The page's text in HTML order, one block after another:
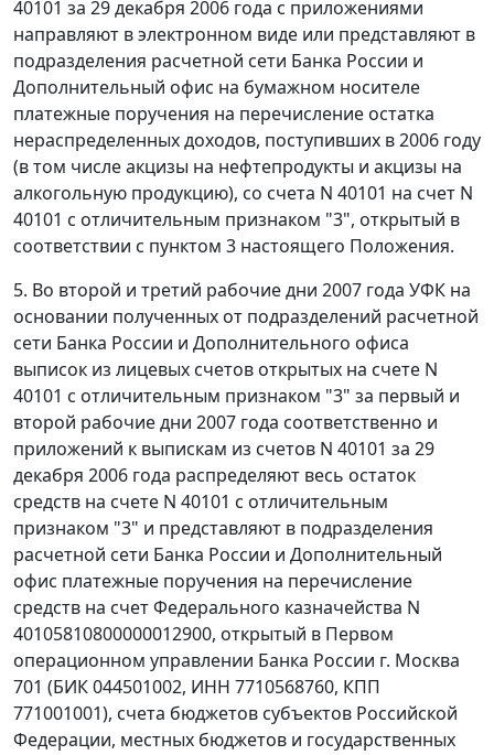
40101 за 29 декабря 2006 года с приложениями
направляют в электронном виде или представляют в
подразделения расчетной сети Банка России и
Дополнительный офис на бумажном носителе
платежные поручения на перечисление остатка
нераспределенных доходов, поступивших в 2006 году
(в том числе акцизы на нефтепродукты и акцизы на
алкогольную продукцию), со счета N 40101 на счет N
40101 с отличительным признаком "3", открытый в
соответствии с пунктом 3 настоящего Положения.
5. Во второй и третий рабочие дни 2007 года УФК на
основании полученных от подразделений расчетной
сети Банка России и Дополнительного офиса
выписок из лицевых счетов открытых на счете N
40101 с отличительным признаком "3" за первый и
второй рабочие дни 2007 года соответственно и
приложений к выпискам из счетов N 40101 за 29
декабря 2006 года распределяют весь остаток
средств на счете N 40101 с отличительным
признаком "3" и представляют в подразделения
расчетной сети Банка России и Дополнительный
офис платежные поручения на перечисление
средств на счет Федерального казначейства N
40105810800000012900, открытый в Первом
операционном управлении Банка России г. Москва
701 (БИК 044501002, ИНН 7710568760, КПП
771001001), счета бюджетов субъектов Российской
Федерации, местных бюджетов и государственных